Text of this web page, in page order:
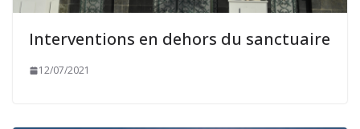
Interventions en dehors du sanctuaire
12/07/2021